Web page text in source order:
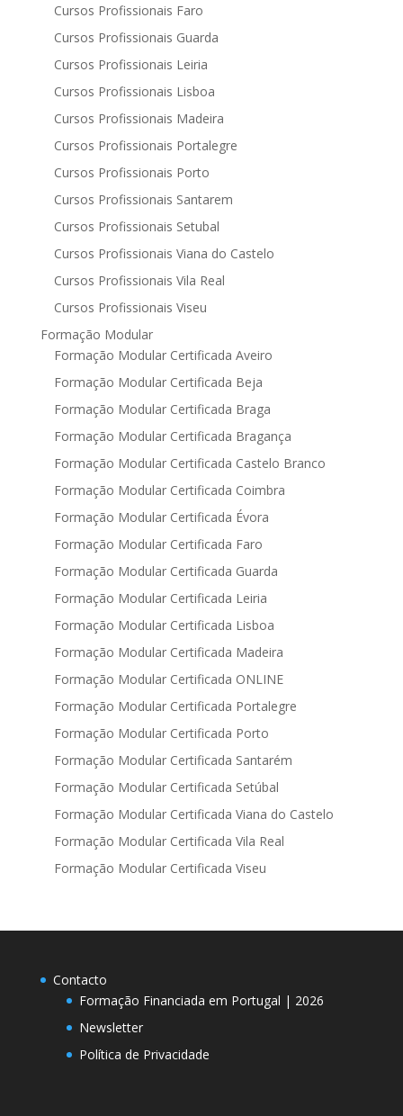
Cursos Profissionais Faro
Cursos Profissionais Guarda
Cursos Profissionais Leiria
Cursos Profissionais Lisboa
Cursos Profissionais Madeira
Cursos Profissionais Portalegre
Cursos Profissionais Porto
Cursos Profissionais Santarem
Cursos Profissionais Setubal
Cursos Profissionais Viana do Castelo
Cursos Profissionais Vila Real
Cursos Profissionais Viseu
Formação Modular
Formação Modular Certificada Aveiro
Formação Modular Certificada Beja
Formação Modular Certificada Braga
Formação Modular Certificada Bragança
Formação Modular Certificada Castelo Branco
Formação Modular Certificada Coimbra
Formação Modular Certificada Évora
Formação Modular Certificada Faro
Formação Modular Certificada Guarda
Formação Modular Certificada Leiria
Formação Modular Certificada Lisboa
Formação Modular Certificada Madeira
Formação Modular Certificada ONLINE
Formação Modular Certificada Portalegre
Formação Modular Certificada Porto
Formação Modular Certificada Santarém
Formação Modular Certificada Setúbal
Formação Modular Certificada Viana do Castelo
Formação Modular Certificada Vila Real
Formação Modular Certificada Viseu
Contacto
Formação Financiada em Portugal | 2026
Newsletter
Política de Privacidade